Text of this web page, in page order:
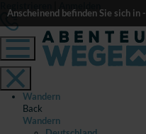
Anscheinend befinden Sie sich in -
Wandern
Back
Wandern